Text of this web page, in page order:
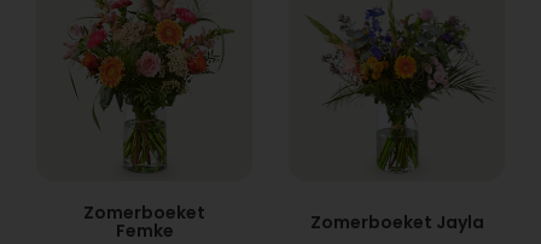
Zomerboeket
Femke Zomerboeket Jayla